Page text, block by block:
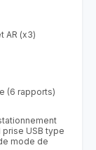
AR (x3)
(6 rapports)
prise USB type
mode de